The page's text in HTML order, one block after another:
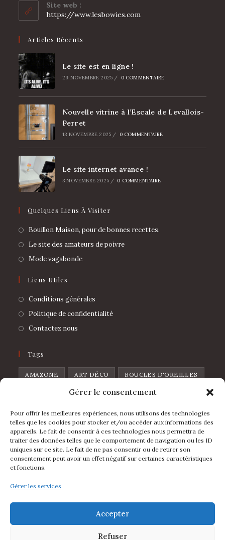
Gérer le consentement
Pour offrir les meilleures expériences, nous utilisons des technologies
telles que les cookies pour stocker et/ou accéder aux informations des
appareils. Le fait de consentir à ces technologies nous permettra de
traiter des données telles que le comportement de navigation ou les ID
uniques sur ce site. Le fait de ne pas consentir ou de retirer son
consentement peut avoir un effet négatif sur certaines caractéristiques
et fonctions.
Gérer les services
Accepter
Refuser
Site web :
https://www.lesbowies.com
Articles Récents
Le site est en ligne !
29 NOVEMBRE 2025 / 0 COMMENTAIRE
Nouvelle vitrine à l’Escale de Levallois-
Perret
13 NOVEMBRE 2025 / 0 COMMENTAIRE
Le site internet avance !
3 NOVEMBRE 2025 / 0 COMMENTAIRE
Quelques Liens À Visiter
Bouillon Maison, pour de bonnes recettes.
Le site des amateurs de poivre
Mode vagabonde
Liens Utiles
Conditions générales
Politique de confidentialité
Contactez nous
Tags
AMAZONE ART DÉCO BOUCLES D'OREILLES
CHAT CŒUR CŒUR DE PIQUE
CŒUR SAUVAGE DISCO FEUILLES
FLOWERS FRAISE FRUIT
L'IBIZA LA FOLIA LUNE LÈVRES
MINI ARCHE PIN'S POIRE POMME
Suivez Nous